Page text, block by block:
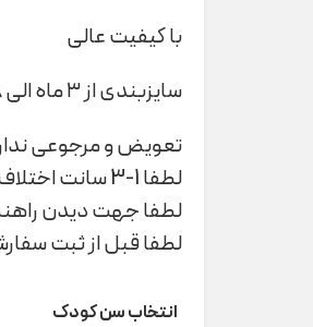
با کیفیت عالی
سایزبندی از ۳ ماه الی ۱۸ ماه
تعویض و مرجوعی
لطفا 1-3 سانت اختلاف در اندازه گیری را لحاظ کنید
لطفا جهت دیدن
لطفا قبل از ثبت
انتخاب سن کودک